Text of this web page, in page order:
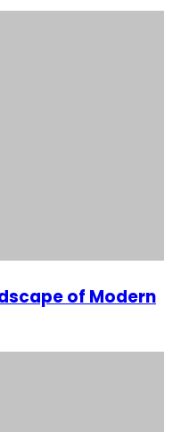
of Modern